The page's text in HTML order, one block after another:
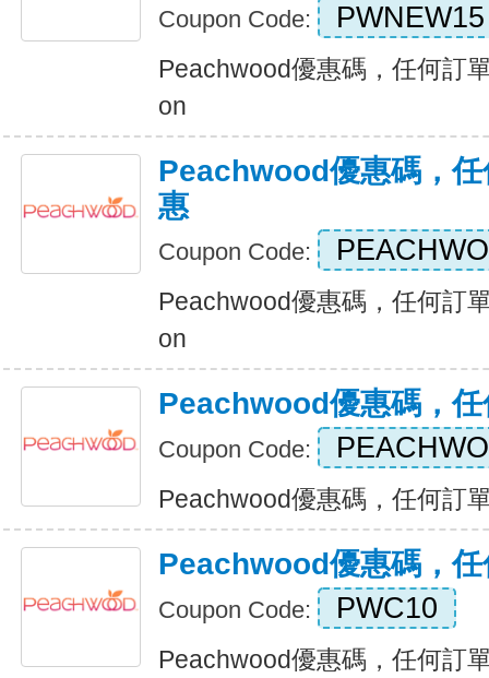
Coupon Code: PWNEW15
Peachwood優惠碼，任何訂
on
Peachwood優惠碼，
惠
Coupon Code:
Peachwood優惠碼，任何訂
on
Peachwood優惠碼，
Coupon Code:
Peachwood優惠碼，任何訂
Peachwood優惠碼，
Coupon Code: PWC10
Peachwood優惠碼，任何訂